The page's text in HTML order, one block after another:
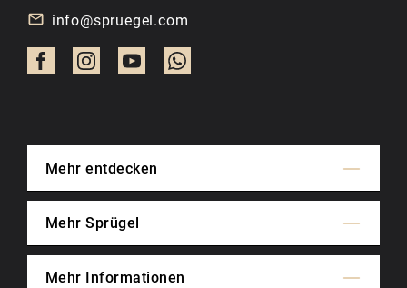
info@spruegel.com
Mehr entdecken
Mehr Sprügel
Mehr Informationen